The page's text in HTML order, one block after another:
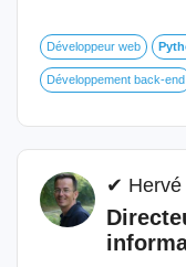
Développeur web
Développement back-end
✔ Hervé